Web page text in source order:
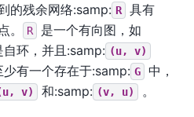
的残余网络:samp: R
具有
。 R
是一个有向图，如
自环，并且:samp: (u, v)
少有一个存在于:samp: G
中，
v) 和:samp: (v, u) 。